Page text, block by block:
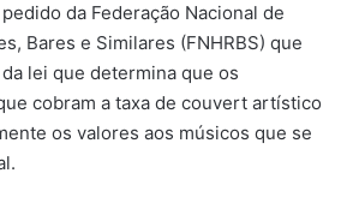
da Federação Nacional de
Bares e Similares (FNHRBS) que
lei que determina que os
cobram a taxa de couvert artístico
os valores aos músicos que se